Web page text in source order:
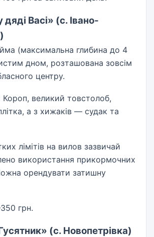
Васі» (с. Івано-
(максимальна глибина до 4
дном, розташована зовсім
центру.
Короп, великий товстолоб,
а з хижаків — судак та
лімітів на вилов зазвичай
використання прикормочних
орендувати затишну
грн.
(с. Новопетрівка)